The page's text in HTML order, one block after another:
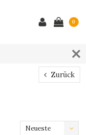
0
Zurück
Neueste